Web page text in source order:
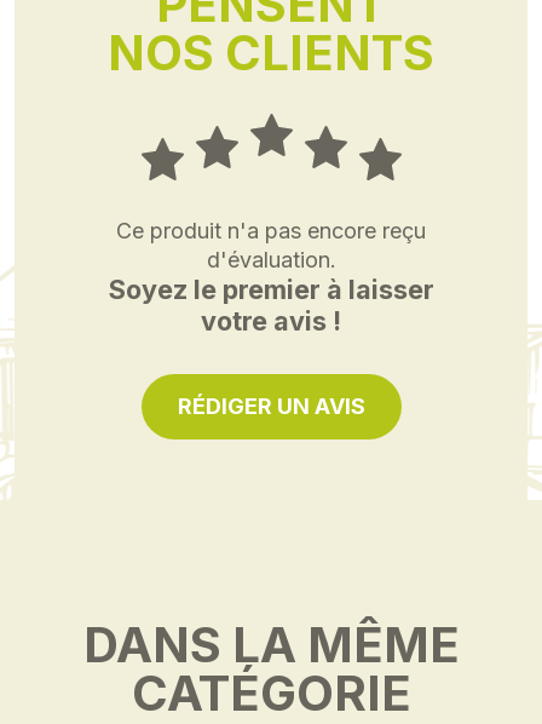
NOS CLIENTS
Ce produit n'a pas encore reçu
d'évaluation.
Soyez le premier à laisser
votre avis !
RÉDIGER UN AVIS
DANS LA MÊME
CATÉGORIE